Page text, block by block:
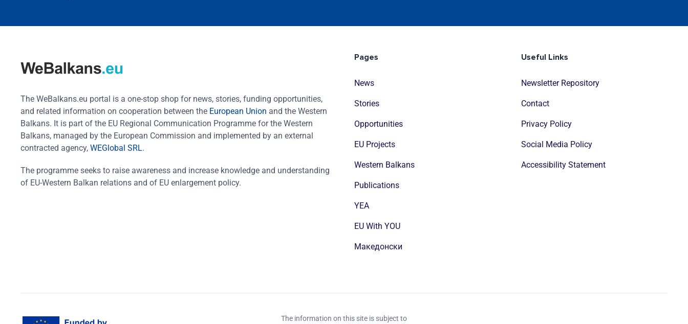
The WeBalkans.eu portal is a one-stop shop for news, stories, funding opportunities,
and related information on cooperation between the European Union and the Western
Balkans. It is part of the EU Regional Communication Programme for the Western
Balkans, managed by the European Commission and implemented by an external
contracted agency, WEGlobal SRL.
The programme seeks to raise awareness and increase knowledge and understanding
of EU-Western Balkan relations and of EU enlargement policy.
Pages
News
Stories
Opportunities
EU Projects
Western Balkans
Publications
YEA
EU With YOU
Mакедонски
Useful Links
Newsletter Repository
Contact
Privacy Policy
Social Media Policy
Accessibility Statement
The information on this site is subject to